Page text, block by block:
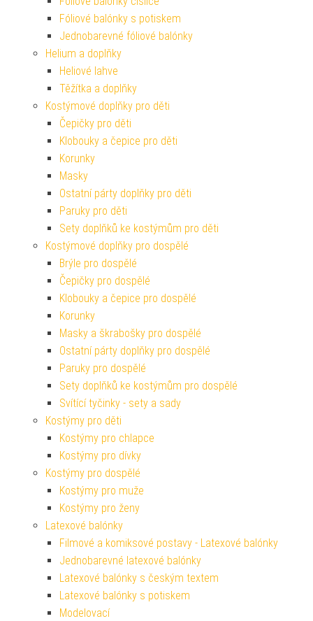
Fóliové balónky s potiskem
Jednobarevné fóliové balónky
Helium a doplňky
Heliové lahve
Těžítka a doplňky
Kostýmové doplňky pro děti
Čepičky pro děti
Klobouky a čepice pro děti
Korunky
Masky
Ostatní párty doplňky pro děti
Paruky pro děti
Sety doplňků ke kostýmům pro děti
Kostýmové doplňky pro dospělé
Brýle pro dospělé
Čepičky pro dospělé
Klobouky a čepice pro dospělé
Korunky
Masky a škrabošky pro dospělé
Ostatní párty doplňky pro dospělé
Paruky pro dospělé
Sety doplňků ke kostýmům pro dospělé
Svítící tyčinky - sety a sady
Kostýmy pro děti
Kostýmy pro chlapce
Kostýmy pro dívky
Kostýmy pro dospělé
Kostýmy pro muže
Kostýmy pro ženy
Latexové balónky
Filmové a komiksové postavy - Latexové balónky
Jednobarevné latexové balónky
Latexové balónky s českým textem
Latexové balónky s potiskem
Modelovací